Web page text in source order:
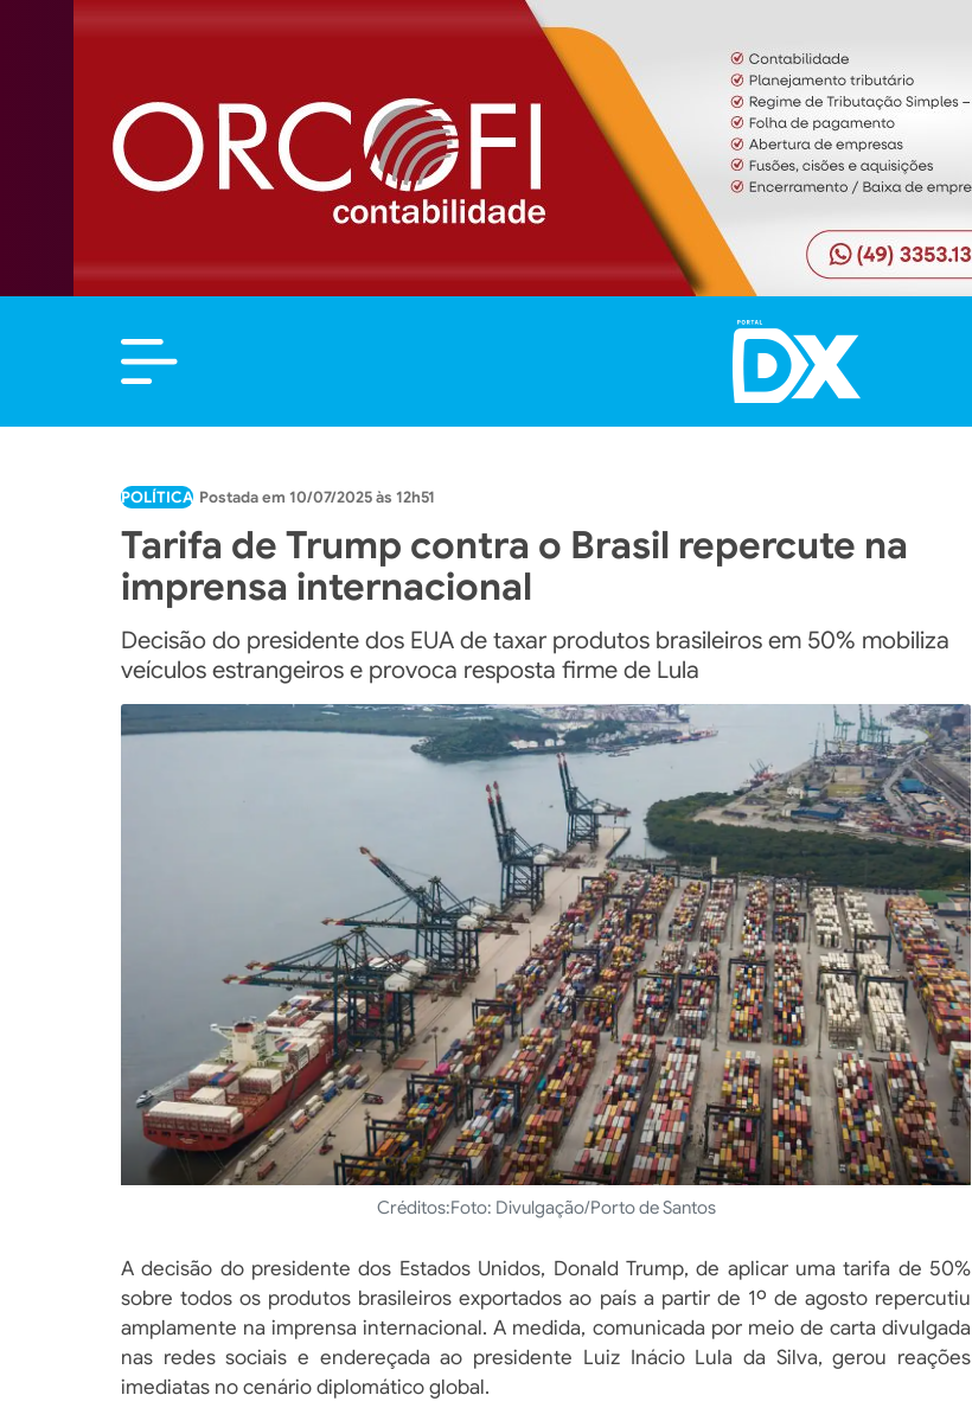
POLÍTICA 10/07/2025 às 12h51
Tarifa de Trump contra o Brasil repercute na
imprensa internacional
Decisão do presidente dos EUA de taxar produtos brasileiros em 50% mobiliza
veículos estrangeiros e provoca resposta firme de Lula
Créditos:Foto: Divulgação/Porto de Santos
A decisão do presidente dos Estados Unidos, Donald Trump, de aplicar uma tarifa de 50%
sobre todos os produtos brasileiros exportados ao país a partir de 1º de agosto repercutiu
amplamente na imprensa internacional. A medida, comunicada por meio de carta divulgada
nas redes sociais e endereçada ao presidente Luiz Inácio Lula da Silva, gerou reações
imediatas no cenário diplomático global.